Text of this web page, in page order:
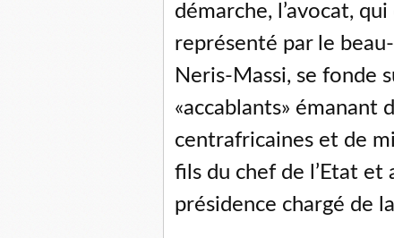
démarche, l’avocat,
représenté par le
Neris-Massi, se fonde
«accablants» émanant
centrafricaines et de
fils du chef de l’Etat
présidence chargé de